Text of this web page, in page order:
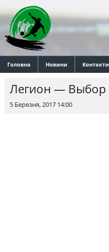
Головна Новини Контакти
Легион — Выбор
5 Березня, 2017 14:00